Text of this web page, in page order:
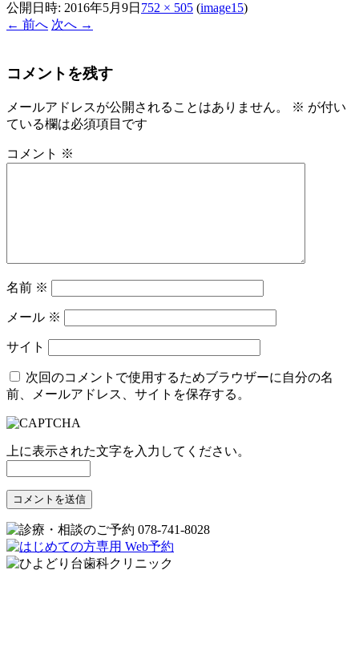
公開日時: 2016年5月9日 752 × 505 (image15)
← 前へ 次へ →
コメントを残す
メールアドレスが公開されることはありません。 ※ が付い
ている欄は必須項目です
コメント ※
名前 ※
メール ※
サイト
次回のコメントで使用するためブラウザーに自分の名
前、メールアドレス、サイトを保存する。
上に表示された文字を入力してください。